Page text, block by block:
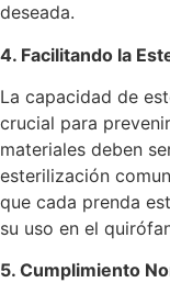
deseada.
4. Facilitando la
La capacidad de
crucial para
materiales deben
esterilización
que cada prenda
su uso en el
5. Cumplimiento